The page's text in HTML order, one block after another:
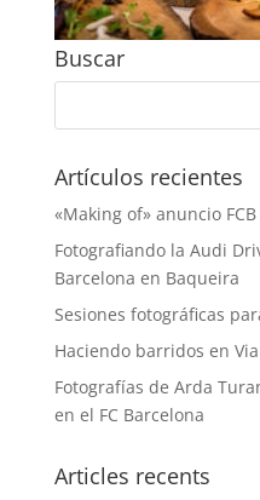
Buscar
Artículos recientes
«Making of» anuncio
Fotografiando la Audi
Barcelona en Baqueira
Sesiones fotográficas
Haciendo barridos en
Fotografías de Arda
en el FC Barcelona
Articles recents